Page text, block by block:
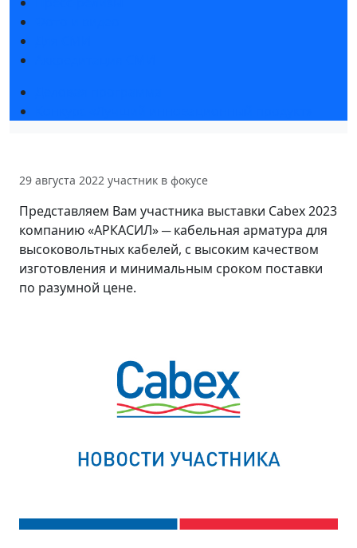
29 августа 2022 участник в фокусе
Представляем Вам участника выставки Cabex 2023
компанию «АРКАСИЛ» ─ кабельная арматура для
высоковольтных кабелей, c высоким качеством
изготовления и минимальным сроком поставки
по разумной цене.